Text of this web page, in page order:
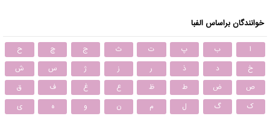
خوانندگان براساس الفبا
ا ب پ ت ث ج چ
ح
خ
د ذ ر ز ژ س
ش
ص
ض ط ظ ع غ ف
ق
ک
گ ل م ن و ه ی